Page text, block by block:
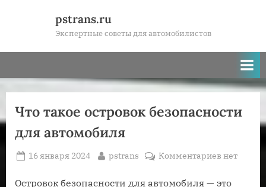
pstrans.ru
Экспертные советы для автомобилистов
Что такое островок безопасности
для автомобиля
Posted
16 января 2024 By
pstrans Комментариевк
Что
нет
Островок безопасности для автомобиля — это